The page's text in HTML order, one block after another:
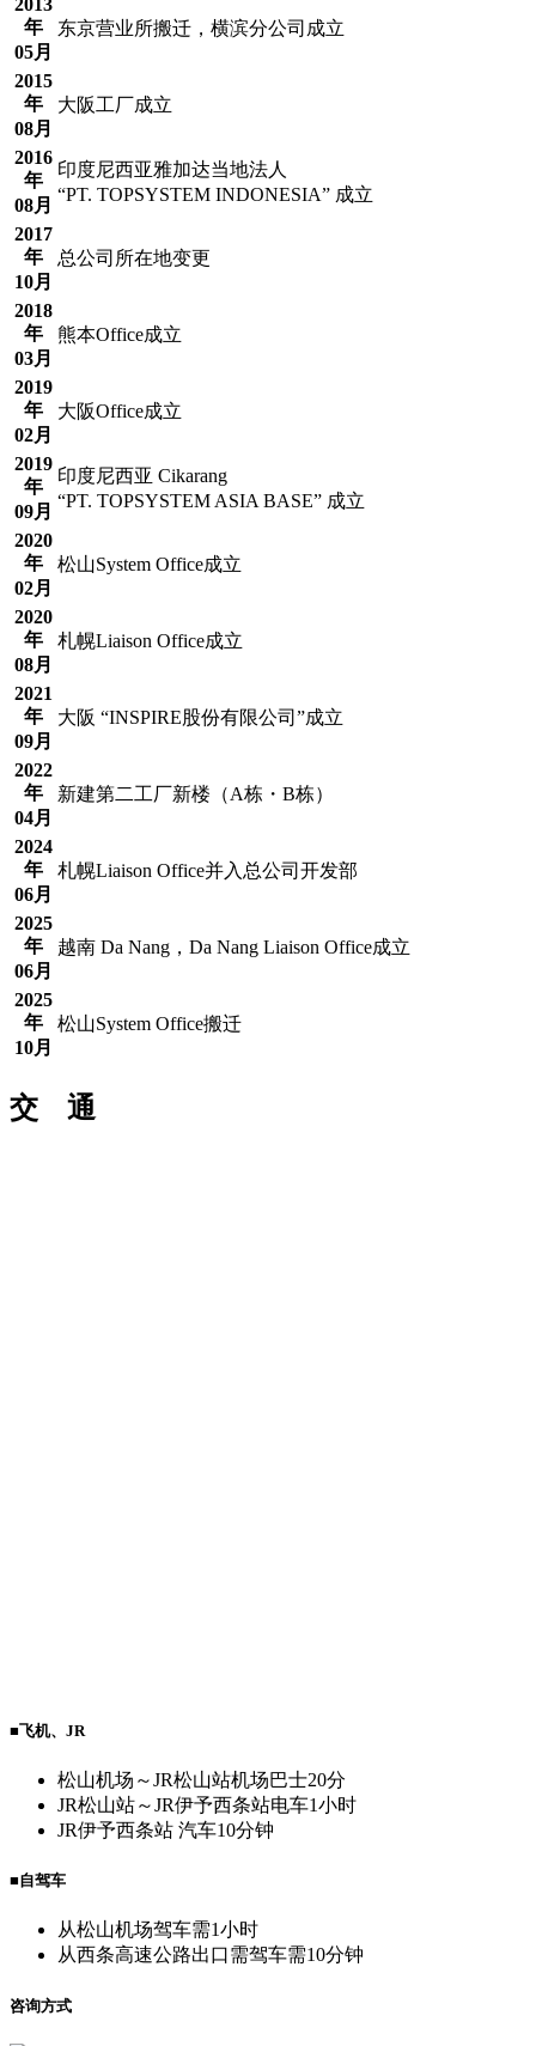
年
05月
东京营业所搬迁，横滨分公司成立
2015
年
08月
大阪工厂成立
2016
年
08月
印度尼西亚雅加达当地法人
“PT. TOPSYSTEM INDONESIA” 成立
2017
年
10月
总公司所在地变更
2018
年
03月
熊本Office成立
2019
年
02月
大阪Office成立
2019
年
09月
印度尼西亚 Cikarang
“PT. TOPSYSTEM ASIA BASE” 成立
2020
年
02月
松山System Office成立
2020
年
08月
札幌Liaison Office成立
2021
年
09月
大阪 “INSPIRE股份有限公司”成立
2022
年
04月
新建第二工厂新楼（A栋・B栋）
2024
年
06月
札幌Liaison Office并入总公司开发部
2025
年
06月
越南 Da Nang，Da Nang Liaison Office成立
2025
年
10月
松山System Office搬迁
交 通
■飞机、JR
松山机场～JR松山站机场巴士20分
JR松山站～JR伊予西条站电车1小时
JR伊予西条站 汽车10分钟
■自驾车
从松山机场驾车需1小时
从西条高速公路出口需驾车需10分钟
咨询方式